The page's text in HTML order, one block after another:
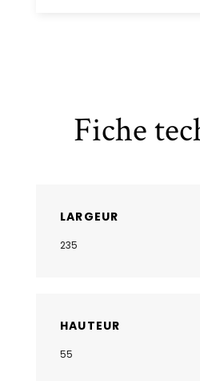
Fiche
LARGEUR
235
HAUTEUR
55